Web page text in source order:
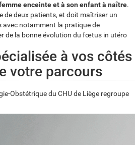
enceinte et à son enfant à naître.
de deux patients, et doit maîtriser un
avec notamment la pratique de
de la bonne évolution du fœtus in utéro
à vos côtés
votre parcours
Obstétrique du CHU de Liège regroupe